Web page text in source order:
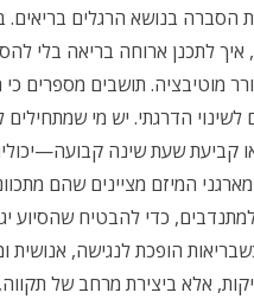
הסברה בנושא הרגלים
איך לתכנן ארוחה בריאה בלי
מוטיבציה. תושבים מספרים
לשינוי הדרגתי. יש מי
שעת שינה
המיזם מציינים שהם
כדי להבטיח שהסיוע
הופכת לנגישה,
אלא ביצירת מרחב של